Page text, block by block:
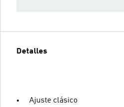
Detalles
Ajuste clásico